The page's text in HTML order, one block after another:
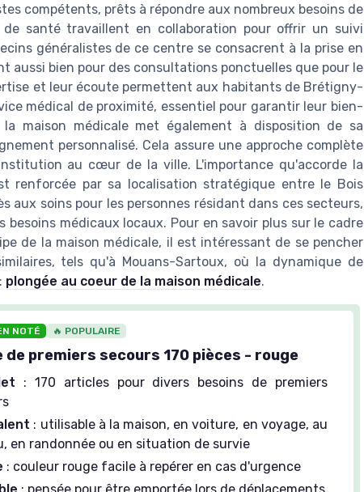
compétents, prêts à répondre aux nombreux besoins de
santé travaillent en collaboration pour offrir un suivi
généralistes de ce centre se consacrent à la prise en
aussi bien pour des consultations ponctuelles que pour le
et leur écoute permettent aux habitants de Brétigny-
médical de proximité, essentiel pour garantir leur bien-
maison médicale met également à disposition de sa
personnalisé. Cela assure une approche complète
au cœur de la ville. L'importance qu'accorde la
renforcée par sa localisation stratégique entre le Bois
soins pour les personnes résidant dans ces secteurs,
médicaux locaux. Pour en savoir plus sur le cadre
de la maison médicale, il est intéressant de se pencher
tels qu'à Mouans-Sartoux, où la dynamique de
plongée au coeur de la maison médicale.
NOTÉ 🔥 POPULAIRE
de premiers secours 170 pièces - rouge
: 170 articles pour divers besoins de premiers
: utilisable à la maison, en voiture, en voyage, au
en randonnée ou en situation de survie
: couleur rouge facile à repérer en cas d'urgence
: pensée pour être emportée lors de déplacements